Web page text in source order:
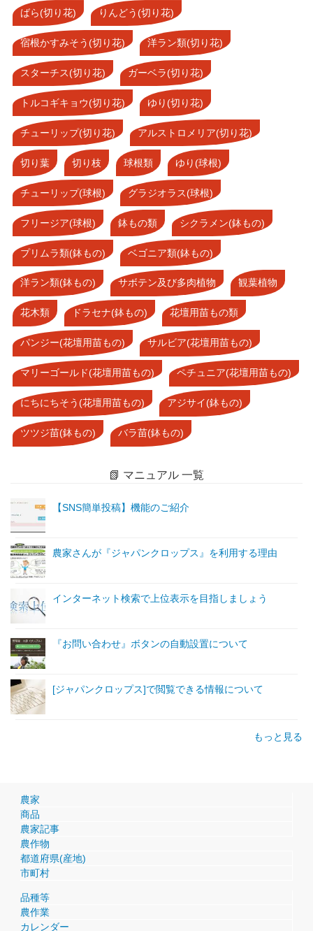
ばら(切り花) りんどう(切り花)
宿根かすみそう(切り花) 洋ラン類(切り花)
スターチス(切り花) ガーベラ(切り花)
トルコギキョウ(切り花) ゆり(切り花)
チューリップ(切り花) アルストロメリア(切り花)
切り葉 切り枝 球根類 ゆり(球根)
チューリップ(球根) グラジオラス(球根)
フリージア(球根) 鉢もの類 シクラメン(鉢もの)
プリムラ類(鉢もの) ベゴニア類(鉢もの)
洋ラン類(鉢もの) サボテン及び多肉植物 観葉植物
花木類 ドラセナ(鉢もの) 花壇用苗もの類
パンジー(花壇用苗もの) サルビア(花壇用苗もの)
マリーゴールド(花壇用苗もの) ペチュニア(花壇用苗もの)
にちにちそう(花壇用苗もの) アジサイ(鉢もの)
ツツジ苗(鉢もの) バラ苗(鉢もの)
📗 マニュアル 一覧
【SNS簡単投稿】機能のご紹介
農家さんが『ジャパンクロップス』を利用する理由
インターネット検索で上位表示を目指しましょう
『お問い合わせ』ボタンの自動設置について
[ジャパンクロップス]で閲覧できる情報について
もっと見る
農家
商品
農家記事
農作物
都道府県(産地)
市町村
品種等
農作業
カレンダー